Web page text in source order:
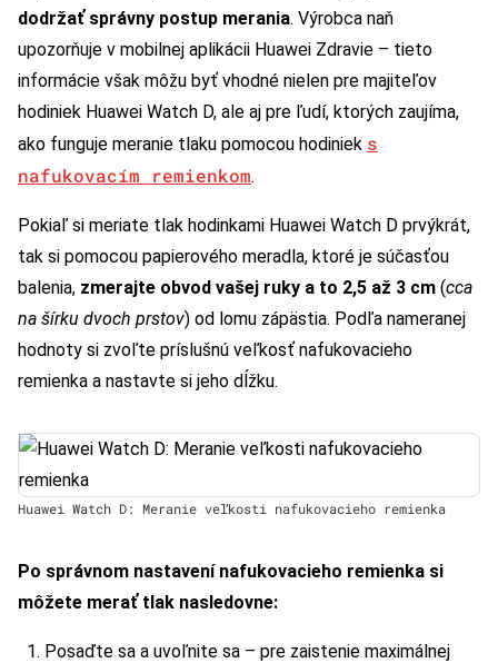
dodržať správny postup merania. Výrobca naň
upozorňuje v mobilnej aplikácii Huawei Zdravie – tieto
informácie však môžu byť vhodné nielen pre majiteľov
hodiniek Huawei Watch D, ale aj pre ľudí, ktorých zaujíma,
ako funguje meranie tlaku pomocou hodiniek s
nafukovacím remienkom.
Pokiaľ si meriate tlak hodinkami Huawei Watch D prvýkrát,
tak si pomocou papierového meradla, ktoré je súčasťou
balenia, zmerajte obvod vašej ruky a to 2,5 až 3 cm (cca
na šírku dvoch prstov) od lomu zápästia. Podľa nameranej
hodnoty si zvoľte príslušnú veľkosť nafukovacieho
remienka a nastavte si jeho dĺžku.
Huawei Watch D: Meranie veľkosti nafukovacieho remienka
Po správnom nastavení nafukovacieho remienka si
môžete merať tlak nasledovne:
Posaďte sa a uvoľnite sa – pre zaistenie maximálnej